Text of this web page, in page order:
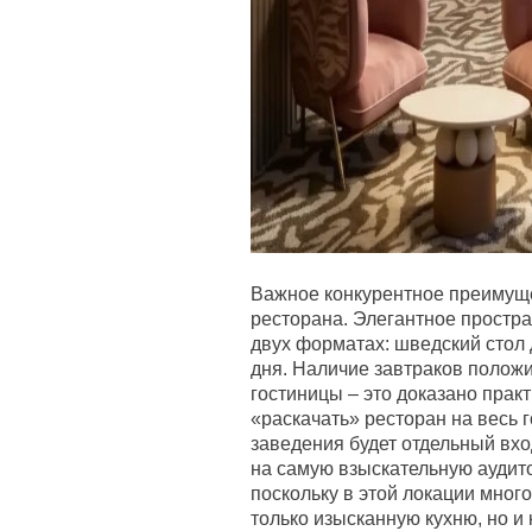
Важное конкурентное
ресторана. Элегантное
двух форматах: шведский стол
дня. Наличие завтраков
гостиницы – это доказано
«раскачать» ресторан на весь
заведения будет отдельный
на самую взыскательную
поскольку в этой локации
только изысканную кухню, но